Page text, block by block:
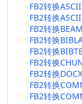
FB2转换
FB2转换
FB2转换
FB2转换
FB2转换
FB2转换
FB2转换DOCX
FB2转换
FB2转换